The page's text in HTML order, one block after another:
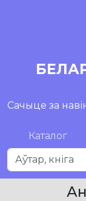
Сачыце за
Каталог